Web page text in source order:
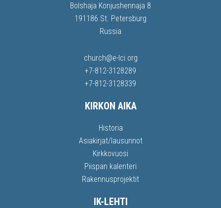
Bolshaja Konjushennaja 8
191186 St. Petersburg
Russia
church@e-lci.org
+7-812-3128289
+7-812-3128339
KIRKON AIKA
Historia
Asiakirjat/lausunnot
Kirkkovuosi
Piispan kalenteri
Rakennusprojektit
IK-LEHTI